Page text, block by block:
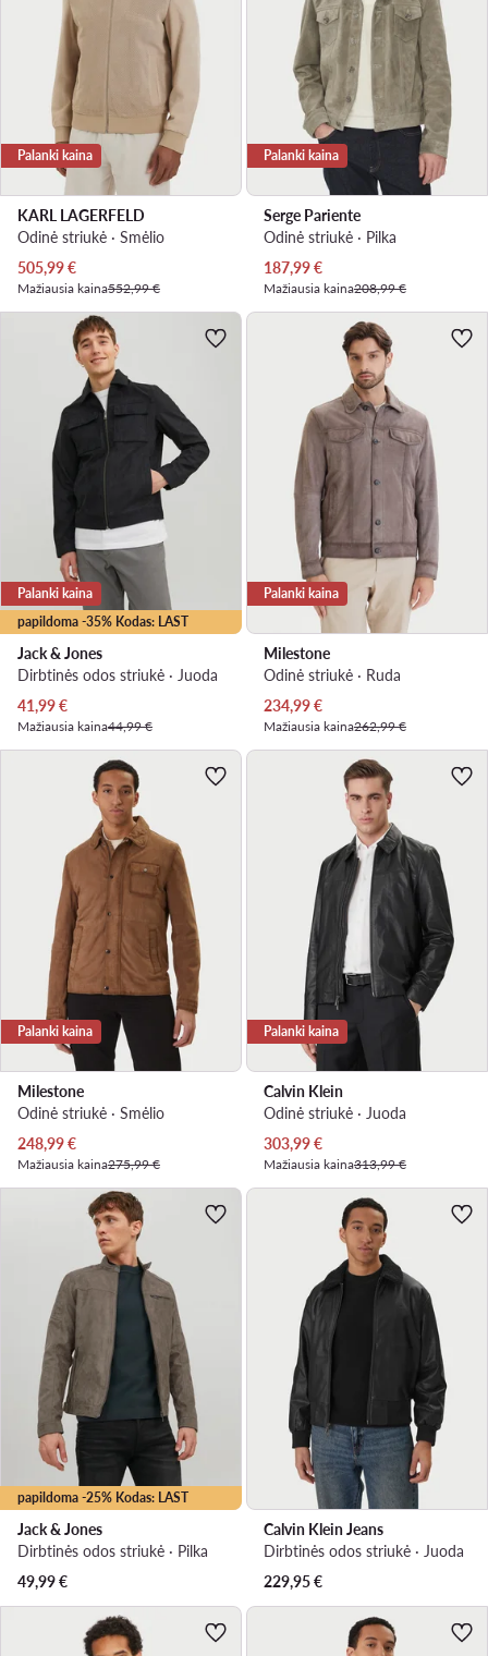
Palanki kaina
KARL LAGERFELD
Odinė striukė · Smėlio
Dabartinė kaina
505,99€
Mažiausia kaina552,99 €
Palanki kaina
Serge Pariente
Odinė striukė · Pilka
Dabartinė kaina
187,99€
Mažiausia kaina208,99 €
papildoma -35% Kodas: LAST
Palanki kaina
Jack & Jones
Dirbtinės odos striukė · Juoda
Dabartinė kaina
41,99€
Mažiausia kaina44,99 €
Palanki kaina
Milestone
Odinė striukė · Ruda
Dabartinė kaina
234,99€
Mažiausia kaina262,99 €
Palanki kaina
Milestone
Odinė striukė · Smėlio
Dabartinė kaina
248,99€
Mažiausia kaina275,99 €
Palanki kaina
Calvin Klein
Odinė striukė · Juoda
Dabartinė kaina
303,99€
Mažiausia kaina313,99 €
papildoma -25% Kodas: LAST
Jack & Jones
Dirbtinės odos striukė · Pilka
49,99€
Calvin Klein Jeans
Dirbtinės odos striukė · Juoda
229,95€